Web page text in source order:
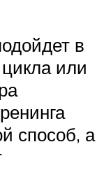
в
или
способ, а